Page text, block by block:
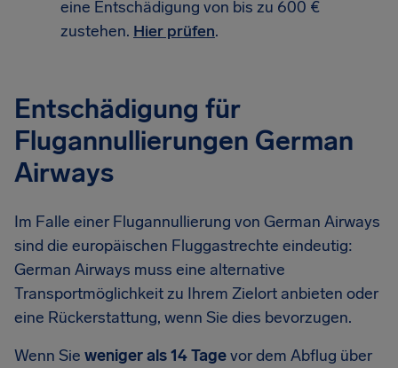
eine Entschädigung von bis zu 600 €
zustehen. Hier prüfen.
Entschädigung für
Flugannullierungen German
Airways
Im Falle einer Flugannullierung von German Airways
sind die europäischen Fluggastrechte eindeutig:
German Airways muss eine alternative
Transportmöglichkeit zu Ihrem Zielort anbieten oder
eine Rückerstattung, wenn Sie dies bevorzugen.
Wenn Sie weniger als 14 Tagevor dem Abflug über